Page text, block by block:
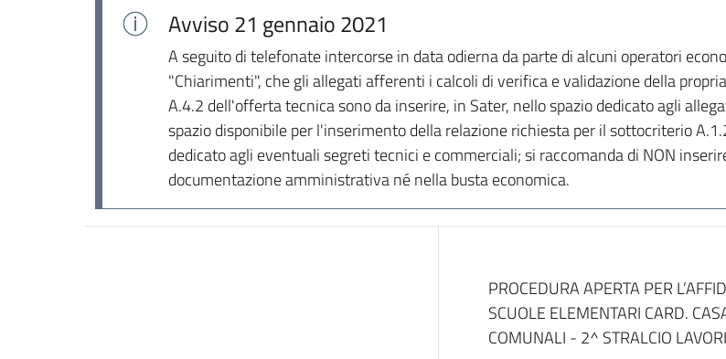
Avviso21 gennaio 2021
A seguito di telefonate intercorse in data odierna da parte di alcuni operatori
"Chiarimenti", che gli allegati afferenti i calcoli di verifica e validazione della
A.4.2 dell'offerta tecnica sono da inserire, in Sater, nello spazio dedicato agli
spazio disponibile per l'inserimento della relazione richiesta per il sottocriterio
dedicato agli eventuali segreti tecnici e commerciali; si raccomanda di NON
documentazione amministrativa né nella busta economica.
Dati del bando
PROCEDURA APERTA PER
SCUOLE ELEMENTARI CARD.
COMUNALI - 2^ STRALCIO